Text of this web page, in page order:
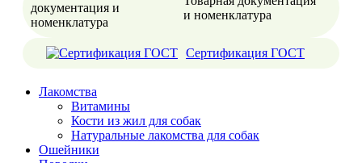
и номенклатура
Сертификация ГОСТ
Лакомства
Витамины
Кости из жил для собак
Натуральные лакомства для собак
Ошейники